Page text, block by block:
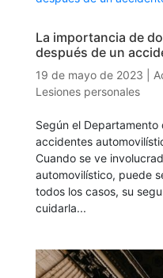
La importancia de
después de un
19 de mayo de 2023
Lesiones personales
Según el
accidentes
Cuando se ve
automovilístico, puede
todos los casos, su
cuidarla...